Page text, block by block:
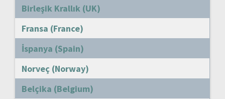
Birleşik Krallık (UK)
Fransa (France)
İspanya (Spain)
Norveç (Norway)
Belçika (Belgium)